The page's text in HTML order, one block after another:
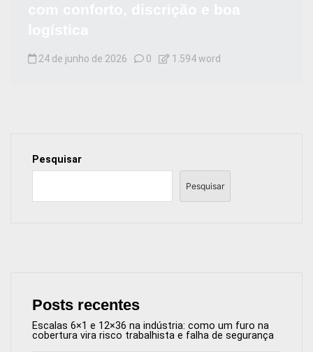
24 de junho de 2026 0 1.594 word
Pesquisar
Pesquisar
Posts recentes
Escalas 6×1 e 12×36 na indústria: como um furo na
cobertura vira risco trabalhista e falha de segurança